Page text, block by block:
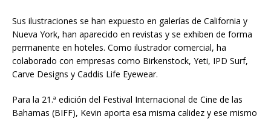
Sus ilustraciones se han expuesto en galerías de California y
Nueva York, han aparecido en revistas y se exhiben de forma
permanente en hoteles. Como ilustrador comercial, ha
colaborado con empresas como Birkenstock, Yeti, IPD Surf,
Carve Designs y Caddis Life Eyewear.
Para la 21.ª edición del Festival Internacional de Cine de las
Bahamas (BIFF), Kevin aporta esa misma calidez y ese mismo